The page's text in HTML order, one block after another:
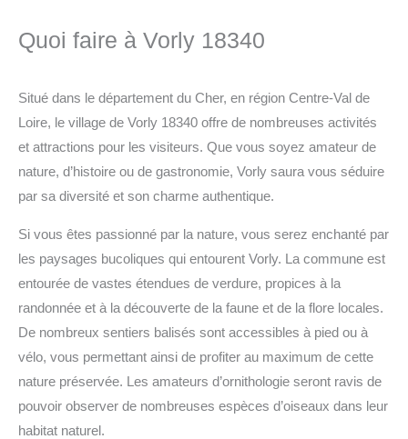
Quoi faire à Vorly 18340
Situé dans le département du Cher, en région Centre-Val de
Loire, le village de Vorly 18340 offre de nombreuses activités
et attractions pour les visiteurs. Que vous soyez amateur de
nature, d’histoire ou de gastronomie, Vorly saura vous séduire
par sa diversité et son charme authentique.
Si vous êtes passionné par la nature, vous serez enchanté par
les paysages bucoliques qui entourent Vorly. La commune est
entourée de vastes étendues de verdure, propices à la
randonnée et à la découverte de la faune et de la flore locales.
De nombreux sentiers balisés sont accessibles à pied ou à
vélo, vous permettant ainsi de profiter au maximum de cette
nature préservée. Les amateurs d’ornithologie seront ravis de
pouvoir observer de nombreuses espèces d’oiseaux dans leur
habitat naturel.